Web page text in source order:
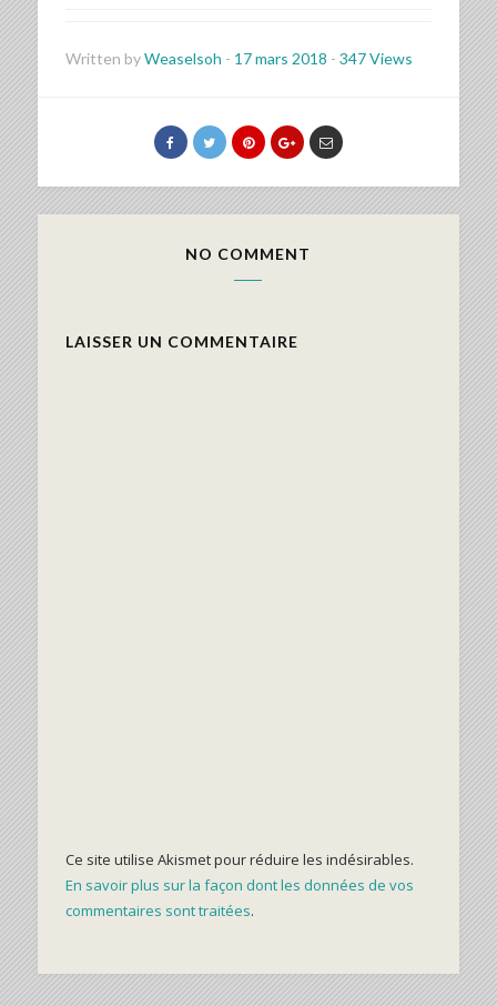
Written byWeaselsoh - 17 mars 2018 - 347 Views
NO COMMENT
LAISSER UN COMMENTAIRE
Ce site utilise Akismet pour réduire les indésirables.
En savoir plus sur la façon dont les données de vos
commentaires sont traitées.